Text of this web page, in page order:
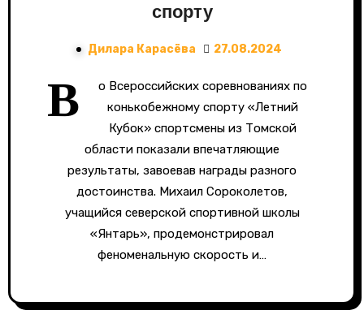
спорту
Дилара Карасёва 27.08.2024
В
о Всероссийских соревнованиях по
конькобежному спорту «Летний
Кубок» спортсмены из Томской
области показали впечатляющие
результаты, завоевав награды разного
достоинства. Михаил Сороколетов,
учащийся северской спортивной школы
«Янтарь», продемонстрировал
феноменальную скорость и…